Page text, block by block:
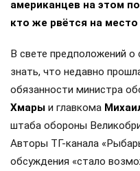
американцев на этом
кто же рвётся на
В свете предположений
знать, что недавно
обязанности министра
Хмары и главкома
штаба обороны
Авторы ТГ-канала
обсуждения «стало